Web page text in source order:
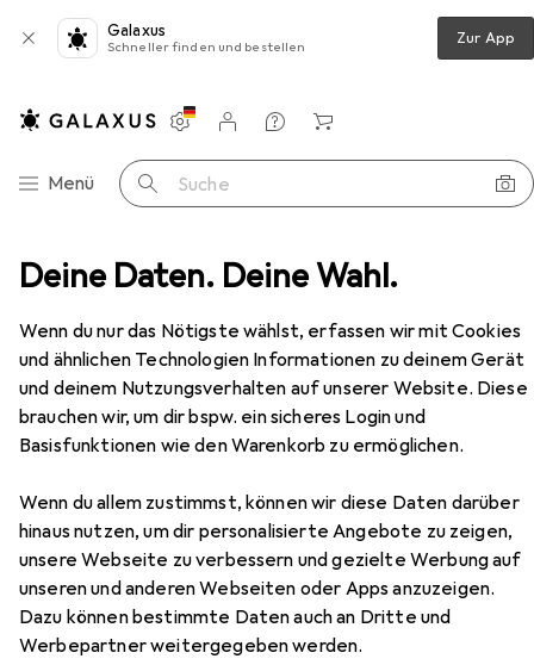
Deine Daten. Deine Wahl.
Wenn du nur das Nötigste wählst, erfassen wir mit Cookies
und ähnlichen Technologien Informationen zu deinem Gerät
und deinem Nutzungsverhalten auf unserer Website. Diese
brauchen wir, um dir bspw. ein sicheres Login und
Basisfunktionen wie den Warenkorb zu ermöglichen.
Wenn du allem zustimmst, können wir diese Daten darüber
hinaus nutzen, um dir personalisierte Angebote zu zeigen,
unsere Webseite zu verbessern und gezielte Werbung auf
unseren und anderen Webseiten oder Apps anzuzeigen.
Dazu können bestimmte Daten auch an Dritte und
Werbepartner weitergegeben werden.
Galaxus
Schneller finden und bestellen Zur App
Navigation nach Kategorien
Menü Suche
Einstellungen
Kundenkonto
Vergleichslisten
Merklisten
Warenkorb
Eingangsbereich Schuhschrank Relaxdays Mateo
EUR
58,19
Relaxdays Mateo
90 x 28 x 48 cm
Zubehör für Relaxdays Mateo
Hier findest du passendes Zubehör zum Produkt
Relaxdays Mateo aus der Kategorie Möbelgleiter +
Schutzpuffer.
Relevanz